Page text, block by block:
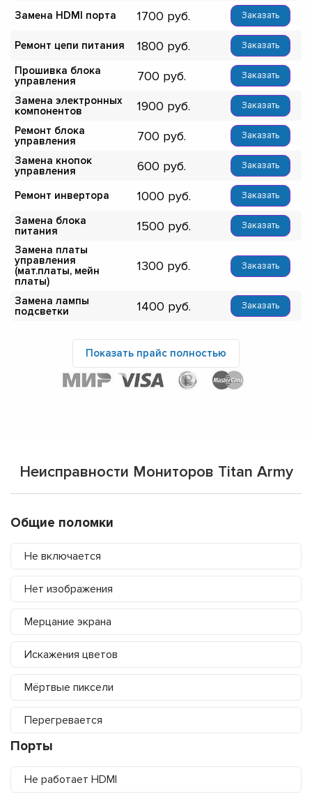
Замена HDMI порта 1700 Заказать
Ремонт цепи питания 1800 Заказать
Прошивка блока
управления
700 Заказать
Замена электронных
компонентов
1900 Заказать
Ремонт блока
управления
700 Заказать
Замена кнопок
управления
600 Заказать
Ремонт инвертора 1000 Заказать
Замена блока
питания
1500 Заказать
Замена платы
управления
(мат.платы, мейн
платы)
1300 Заказать
Замена лампы
подсветки
1400 Заказать
Показать прайс полностью
Неисправности Мониторов Titan Army
Общие поломки
Не включается
Нет изображения
Мерцание экрана
Искажения цветов
Мёртвые пиксели
Перегревается
Порты
Не работает HDMI